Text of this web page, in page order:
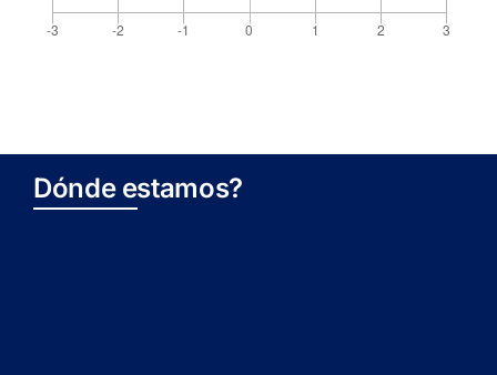
Dónde estamos?